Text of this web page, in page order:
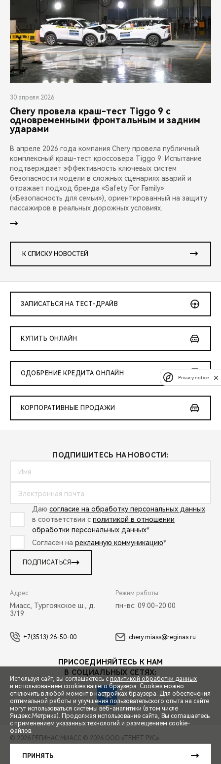
СПЕЦПРЕДЛОЖЕНИЯ
ЗАПИСЬ НА ТЕСТ-ДРАЙВ
30 апреля 2026
Chery провела краш-тест Tiggo 9 с
одновременными фронтальным и задним
ударами
В апреле 2026 года компания Chery провела публичный
комплексный краш-тест кроссовера Tiggo 9. Испытание
подтверждает эффективность ключевых систем
безопасности модели в сложных сценариях аварий и
отражает подход бренда «Safety For Family»
(«Безопасность для семьи»), ориентированный на защиту
пассажиров в реальных дорожных условиях.
К СПИСКУ НОВОСТЕЙ
ЗАПИСАТЬСЯ НА ТЕСТ-ДРАЙВ
КУПИТЬ ОНЛАЙН
ОДОБРЕНИЕ КРЕДИТА ОНЛАЙН
КОРПОРАТИВНЫЕ ПРОДАЖИ
ПОДПИШИТЕСЬ НА НОВОСТИ:
Даю согласие на обработку персональных данных
в соответствии с политикой в отношении
обработки персональных данных*
Согласен на рекламную коммуникацию*
ПОДПИСАТЬСЯ
Адрес:
Миасс, Тургоякское ш., д.
3/19
Режим работы:
пн-вс: 09:00-20:00
+7(3513) 26-50-00 chery.miass@reginas.ru
ПРИСОЕДИНЯЙТЕСЬ К НАМ
В СОЦИАЛЬНЫХ СЕТЯХ:
© 2026 РЕГИНАС МИАСС © 2026 ООО «ТЕНЕТ РУС»
Сделано в ПЕРКС
Используя сайт, вы соглашаетесь с политикой обработки данных
и использованием cookies вашего браузера. Cookies можно
отключить в любой момент в настройках браузера. Для обеспечения
оптимальной работы и улучшения пользовательского опыта на сайте
могут использоваться системы веб-аналитики (в том числе
Яндекс.Метрика). Продолжая использование сайта, Вы соглашаетесь
с применением указанных технологий и размещением cookie-
файлов.
ПРИНЯТЬ
Privacy notice